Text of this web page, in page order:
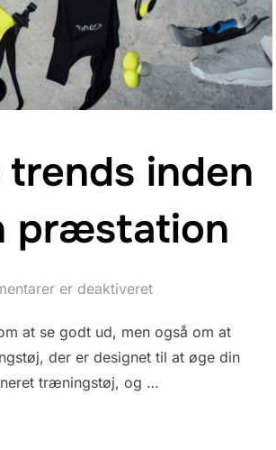
inden
præstation
er deaktiveret
at se godt ud, men også om at
der er designet til at øge din
træningstøj, og …